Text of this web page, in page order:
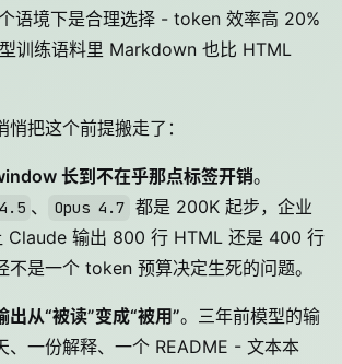
语境下是合理选择 - token 效率高 20%
训练语料里 Markdown 也比 HTML
把这个前提搬走了：
长到不在乎那点标签开销。
、 Opus 4.7 都是 200K 起步，企业
Claude 输出 800 行 HTML 还是 400 行
是一个 token 预算决定生死的问题。
从“被读”变成“被用”。三年前模型的输
、一份解释、一个 README - 文本本